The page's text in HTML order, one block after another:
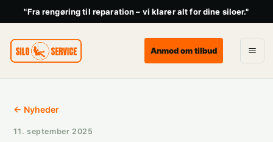
"Fra rengøring til reparation – vi klarer alt for dine siloer."
Anmod om tilbud
← Nyheder
11. september 2025